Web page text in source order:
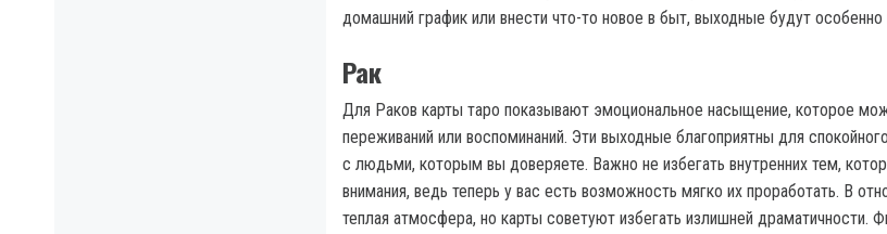
домашний график или внести что-то новое в быт, выходные будут
Рак
Для Раков карты таро показывают эмоциональное насыщение, которое
переживаний или воспоминаний. Эти выходные благоприятны для
с людьми, которым вы доверяете. Важно не избегать внутренних тем,
внимания, ведь теперь у вас есть возможность мягко их проработать. В
теплая атмосфера, но карты советуют избегать излишней драматичности.